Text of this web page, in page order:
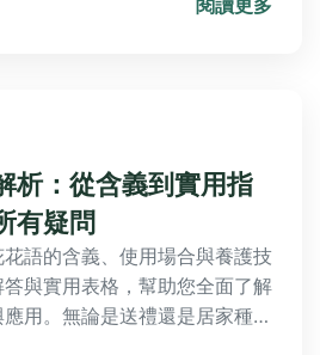
閱讀更多
析：從含義到實用指
有疑問
語的含義、使用場合與養護技
與實用表格，幫助您全面了解
用。無論是送禮還是居家種